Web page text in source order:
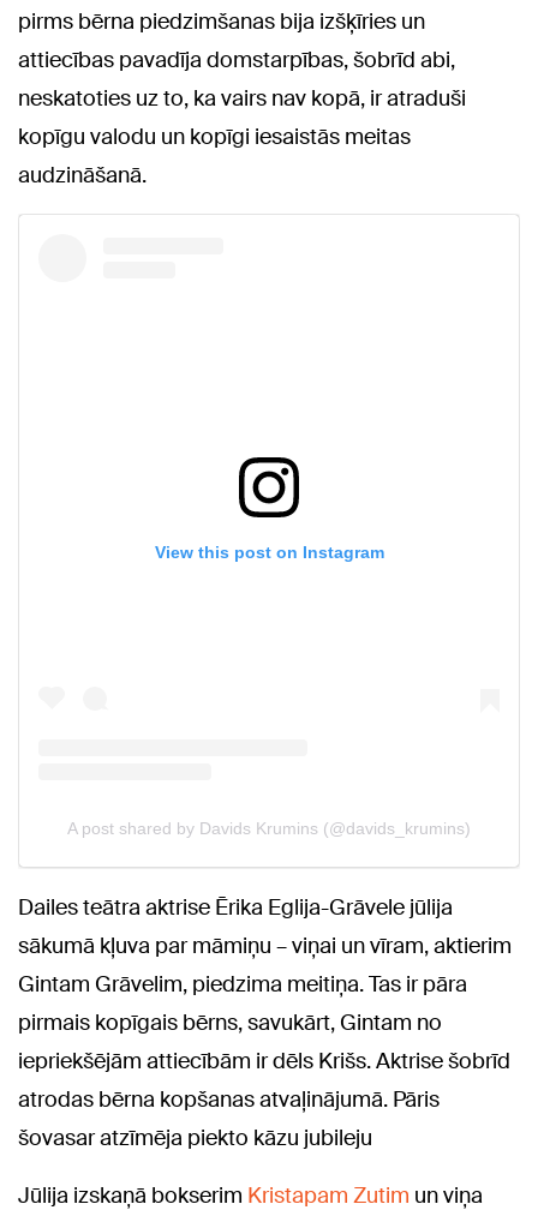
pirms bērna piedzimšanas bija izšķīries un
attiecības pavadīja domstarpības, šobrīd abi,
neskatoties uz to, ka vairs nav kopā, ir atraduši
kopīgu valodu un kopīgi iesaistās meitas
audzināšanā.
Dailes teātra aktrise Ērika Eglija-Grāvele jūlija
sākumā kļuva par māmiņu – viņai un vīram, aktierim
Gintam Grāvelim, piedzima meitiņa. Tas ir pāra
pirmais kopīgais bērns, savukārt, Gintam no
iepriekšējām attiecībām ir dēls Krišs. Aktrise šobrīd
atrodas bērna kopšanas atvaļinājumā. Pāris
šovasar atzīmēja piekto kāzu jubileju
Jūlija izskaņā bokserim Kristapam Zutim un viņa